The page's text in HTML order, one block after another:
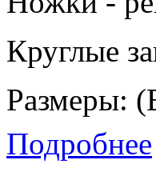
Круглые
Размеры:
Подробнее